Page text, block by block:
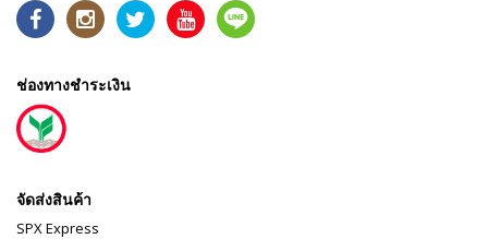
ช่องทางชำระเงิน
จัดส่งสินค้า
SPX Express